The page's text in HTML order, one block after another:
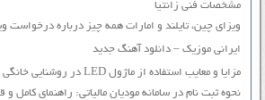
مشخصات فنی زانتیا
ویزای چین، تایلند و امارات همه چیز درباره درخواست
ایرانی موزیک – دانلود آهنگ جدید
مزایا و معایب استفاده از ماژول LED در روشنایی خانگی
نحوه ثبت نام در سامانه مودیان مالیاتی: راهنمای کامل و